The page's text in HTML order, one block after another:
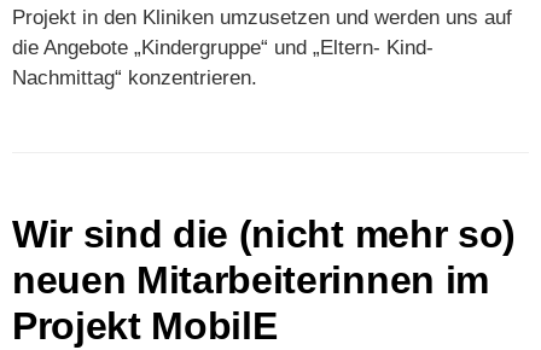
Projekt in den Kliniken umzusetzen und werden uns auf
die Angebote „Kindergruppe“ und „Eltern- Kind-
Nachmittag“ konzentrieren.
Wir sind die (nicht mehr so)
neuen Mitarbeiterinnen im
Projekt MobilE